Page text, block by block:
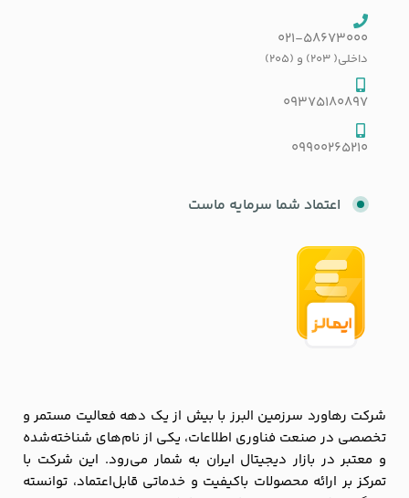
021-58673000
داخلی( 203) و (205)
09375180897
09900265210
اعتماد شما سرمایه ماست
شرکت رهاورد سرزمین البرز با بیش از یک دهه فعالیت مستمر و
تخصصی در صنعت فناوری اطلاعات، یکی از نام‌های شناخته‌شده
و معتبر در بازار دیجیتال ایران به شمار می‌رود. این شرکت با
تمرکز بر ارائه محصولات باکیفیت و خدماتی قابل‌اعتماد، توانسته